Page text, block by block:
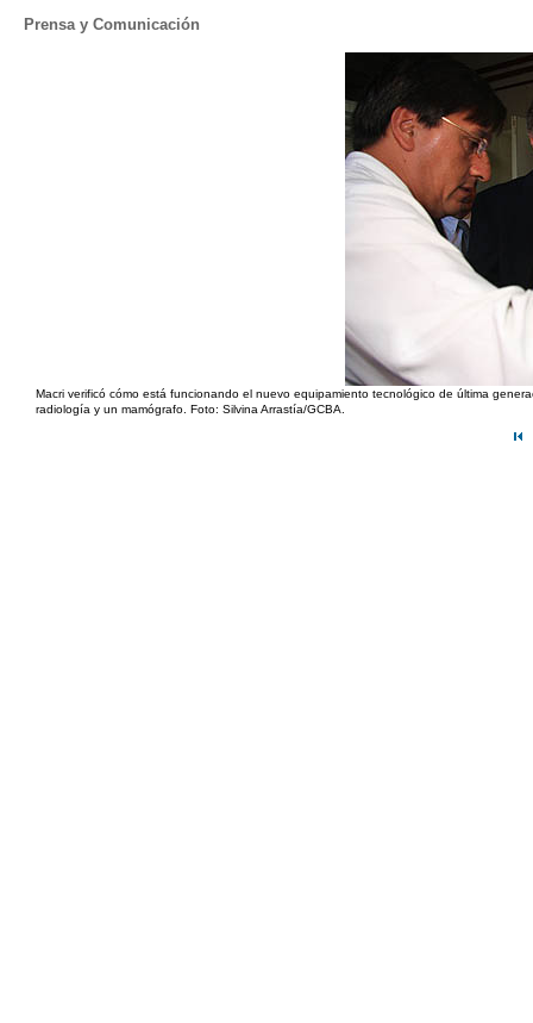
Prensa y Comunicación
Macri verificó cómo está funcionando el nuevo equipamiento tecnológico de última
radiología y un mamógrafo. Foto: Silvina Arrastía/GCBA.